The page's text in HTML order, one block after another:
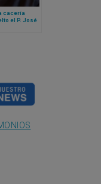
cacería
el P. José